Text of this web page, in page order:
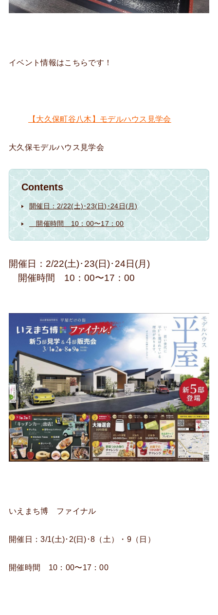
イベント情報はこちらです！
【大久保町谷八木】モデルハウス見学会
大久保モデルハウス見学会
Contents
開催日：2/22(土)･23(日)･24日(月)
開催時間 10：00〜17：00
開催日：2/22(土)･23(日)･24日(月)
開催時間 10：00〜17：00
いえまち博 ファイナル
開催日：3/1(土)･2(日)･8（土）・9（日）
開催時間 10：00〜17：00